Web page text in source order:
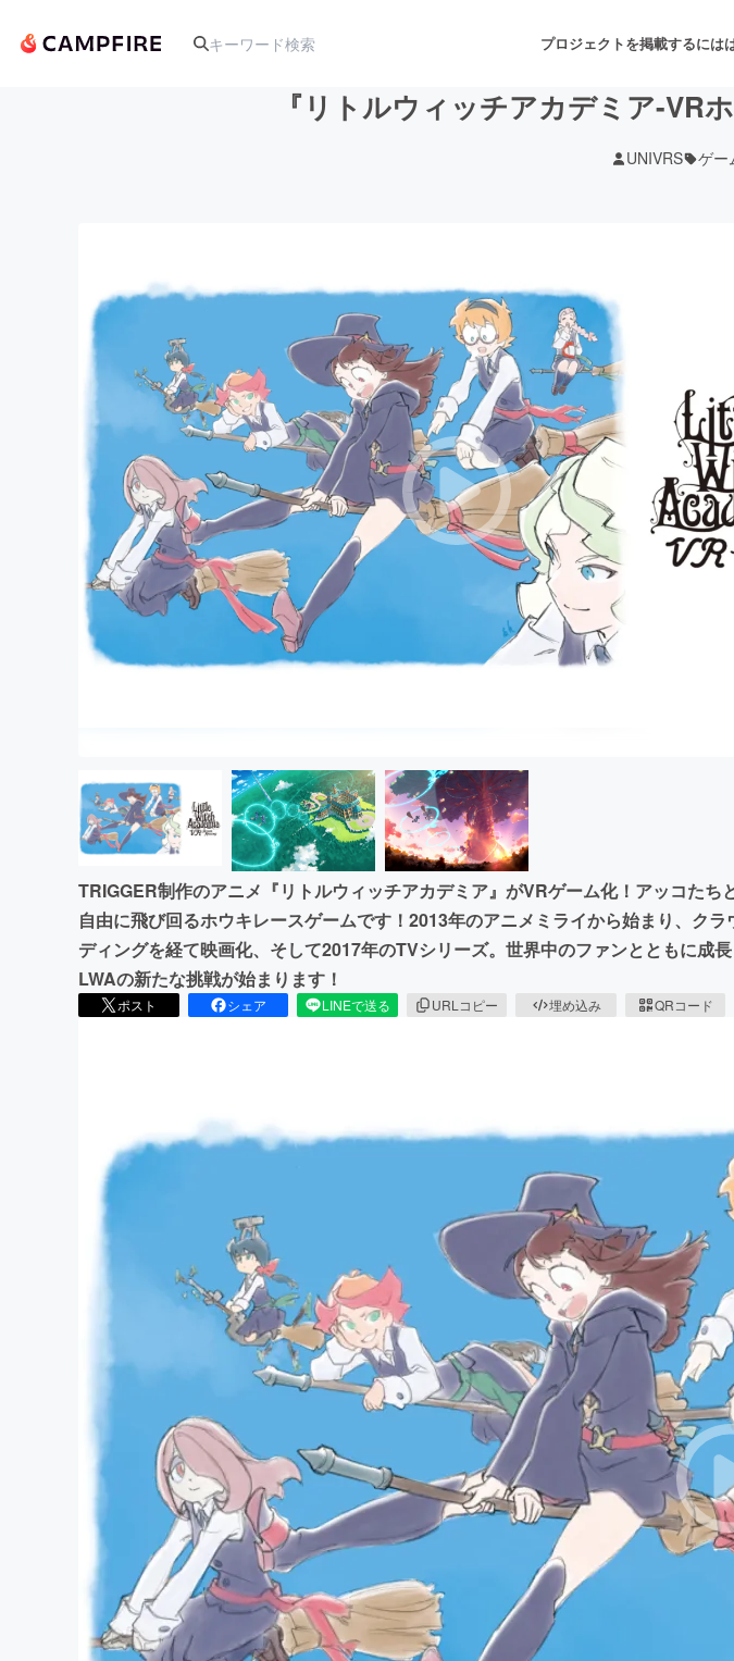
プロジェクトを掲載するには
テクノロジー・ガジェット ゲーム・サービス開発
映像・映画 書籍・雑誌出版
ビジネス・起業 チャレンジ
まちづくり・地域活性化
CAMPFIRE for Social
CAMPFIREふるさと納税
『リトルウィッチアカデミア-VR
UNIVRS ゲー
TRIGGER制作のアニメ『リトルウィッチアカデミア』がVRゲーム化！アッコたち
自由に飛び回るホウキレースゲームです！2013年のアニメミライから始まり、クラ
ディングを経て映画化、そして2017年のTVシリーズ。世界中のファンとともに成
LWAの新たな挑戦が始まります！
ポスト シェア LINEで送る URLコピー 埋め込み QRコード